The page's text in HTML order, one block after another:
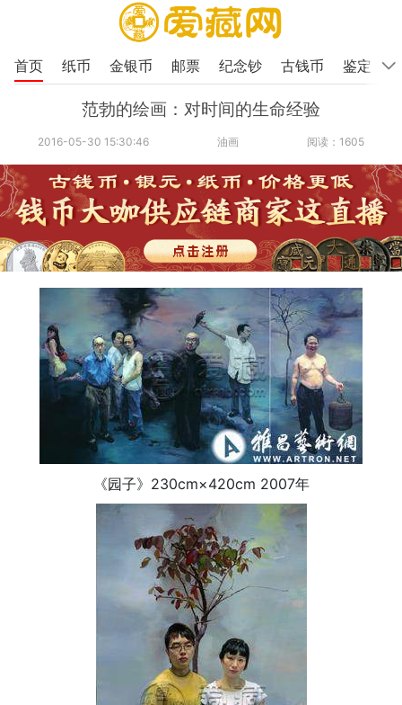
首页 纸币 金银币 邮票 纪念钞 古钱币 鉴定
范勃的绘画：对时间的生命经验
2016-05-30 15:30:46 油画 阅读：1605
《园子》230cm×420cm 2007年